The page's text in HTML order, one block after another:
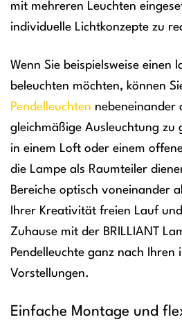
mit mehreren Leuchten
individuelle Lichtkonzepte zu
Wenn Sie beispielsweise einen
beleuchten möchten, können
Pendelleuchten nebeneinander
gleichmäßige Ausleuchtung zu
in einem Loft oder einem
die Lampe als Raumteiler
Bereiche optisch voneinander
Ihrer Kreativität freien Lauf
Zuhause mit der BRILLIANT
Pendelleuchte ganz nach Ihren
Vorstellungen.
Einfache Montage und